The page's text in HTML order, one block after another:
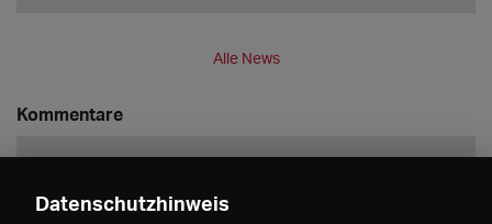
Alle News
Kommentare
Datenschutzhinweis